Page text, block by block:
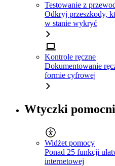
Testowanie z
Odkryj przeszkody,
w stanie wykryć
Kontrole ręczne
Dokumentowanie
formie cyfrowej
Wtyczki
Widżet pomocy
Ponad 25 funkcji
internetowej